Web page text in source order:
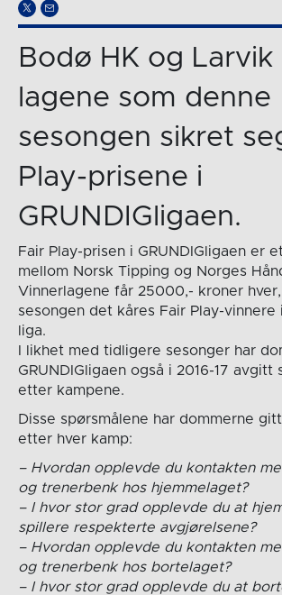
Bodø HK og Larvik
lagene som denne
sesongen sikret
Play-prisene i
GRUNDIGligaen.
Fair Play-prisen i GRUNDIGligaen er
mellom Norsk Tipping og Norges
Vinnerlagene får 25000,- kroner
sesongen det kåres Fair Play-vinnere
liga.
I likhet med tidligere sesonger har
GRUNDIGligaen også i 2016-17 avgitt
etter kampene.
Disse spørsmålene har dommerne
etter hver kamp:
– Hvordan opplevde du kontakten
og trenerbenk hos hjemmelaget?
– I hvor stor grad opplevde du at
spillere respekterte avgjørelsene?
– Hvordan opplevde du kontakten
og trenerbenk hos bortelaget?
– I hvor stor grad opplevde du at